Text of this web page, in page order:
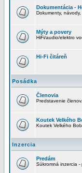
Dokumentácia -
Dokumenty,
Mýty a povery
HiFi/audio/elektro
Hi-Fi čitáreň
Posádka
Členovia
Predstavenie členov.
Koutek Velkého
Koutek Velkého
Inzercia
Predám
Súkromná inzercia -